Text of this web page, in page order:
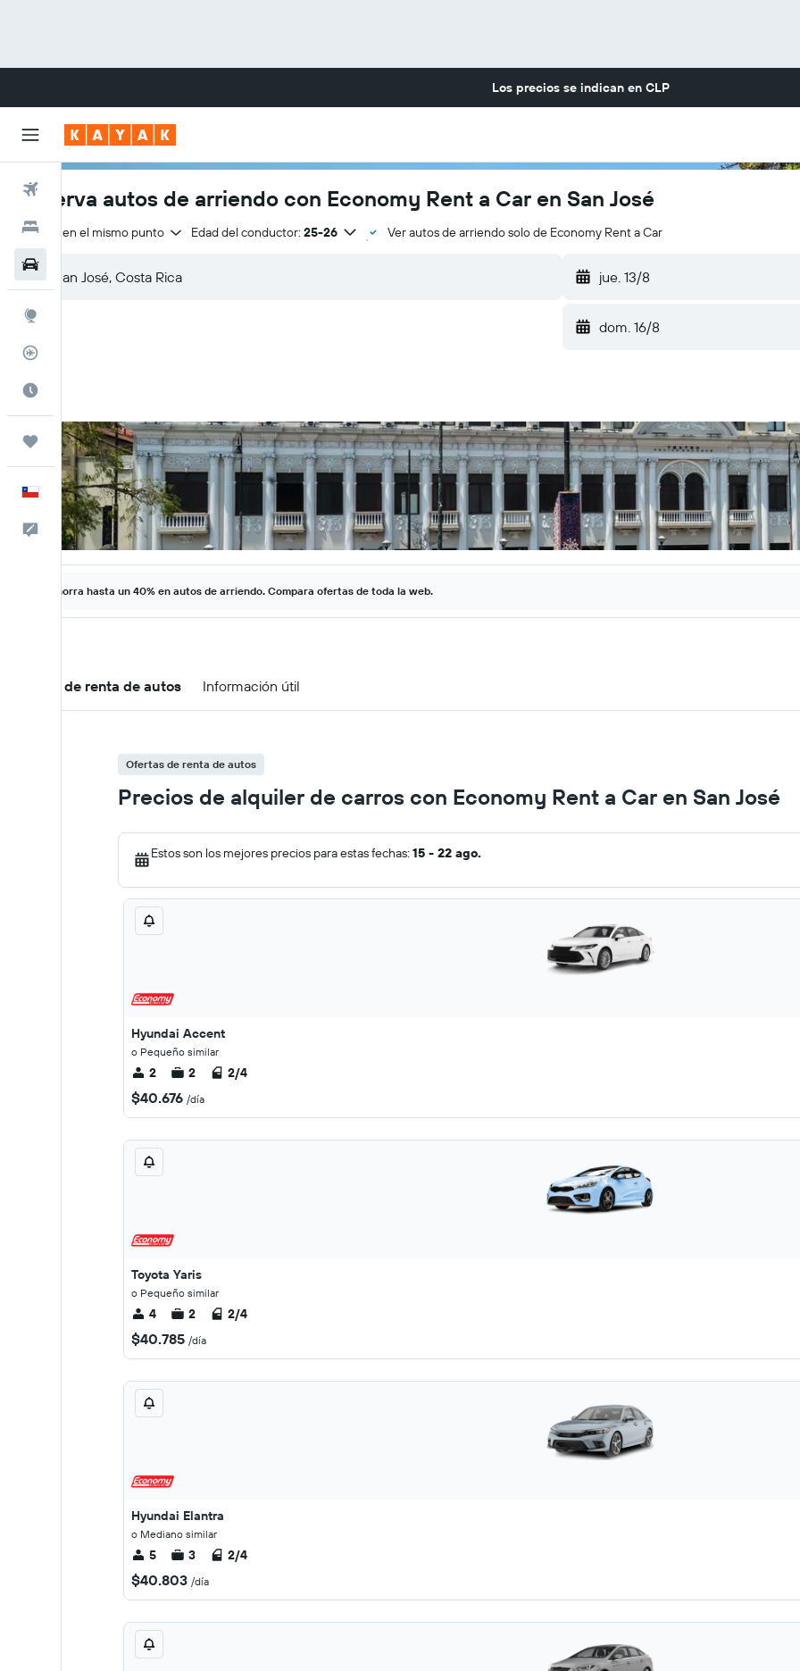
Los precios se indican en CLP
Hoteles
Trips
Español
Comentarios
Reserva autos de arriendo con Economy Rent a Car en San José
Entrega en el mismo punto Edad del conductor: 25-26 Ver autos de arriendo solo de Economy Rent a Car
jue. 13/8
dom. 16/8
Ahorra hasta un 40% en autos de arriendo. Compara ofertas de toda la web.
Ofertas de renta de autos Información útil
Ofertas de renta de autos
Precios de alquiler de carros con Economy Rent a Car en San José
Estos son los mejores precios para estas fechas: 15 - 22 ago.
Hyundai Accent
o Pequeño similar
2 2 2/4
$40.676 /día
Toyota Yaris
o Pequeño similar
4 2 2/4
$40.785 /día
Hyundai Elantra
o Mediano similar
5 3 2/4
$40.803 /día